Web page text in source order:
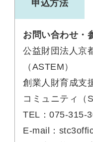
申込方法
お問い合わせ・
公益財団法人京
（ASTEM）
創業人財育成支
コミュニティ（
TEL：075-315-
E-mail：